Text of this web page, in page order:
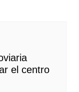
el centro